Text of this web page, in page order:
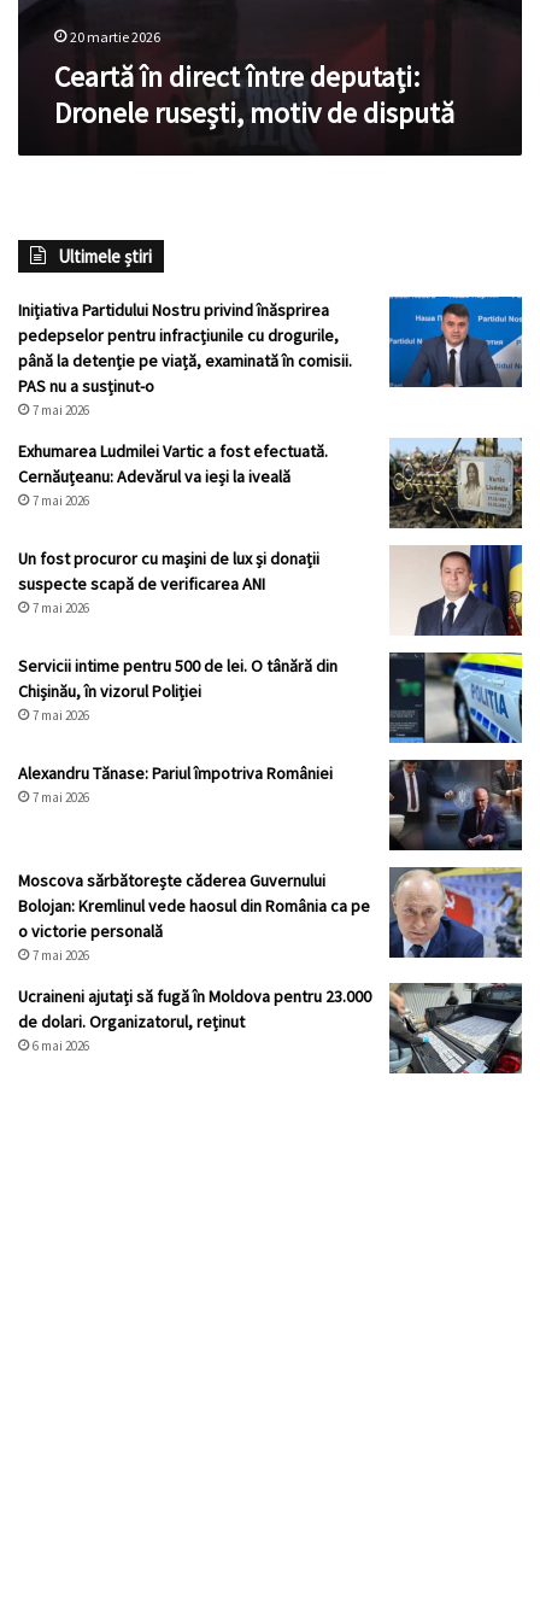
20 martie 2026
Ceartă în direct între deputați:
Dronele rusești, motiv de dispută
Ultimele știri
Inițiativa Partidului Nostru privind înăsprirea
pedepselor pentru infracțiunile cu drogurile,
până la detenție pe viață, examinată în comisii.
PAS nu a susținut-o
7 mai 2026
Exhumarea Ludmilei Vartic a fost efectuată.
Cernăuțeanu: Adevărul va ieși la iveală
7 mai 2026
Un fost procuror cu mașini de lux și donații
suspecte scapă de verificarea ANI
7 mai 2026
Servicii intime pentru 500 de lei. O tânără din
Chișinău, în vizorul Poliției
7 mai 2026
Alexandru Tănase: Pariul împotriva României
7 mai 2026
Moscova sărbătorește căderea Guvernului
Bolojan: Kremlinul vede haosul din România ca pe
o victorie personală
7 mai 2026
Ucraineni ajutați să fugă în Moldova pentru 23.000
de dolari. Organizatorul, reținut
6 mai 2026